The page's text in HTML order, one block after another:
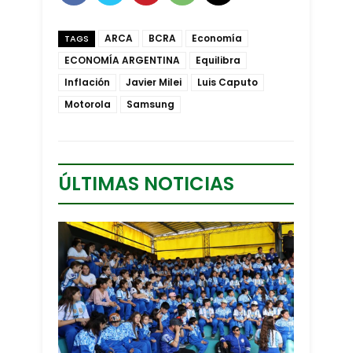
TAGS ARCA BCRA
Economía
ECONOMÍA ARGENTINA
Equilibra
Inflación
Javier Milei
Luis Caputo
Motorola
Samsung
ÚLTIMAS NOTICIAS